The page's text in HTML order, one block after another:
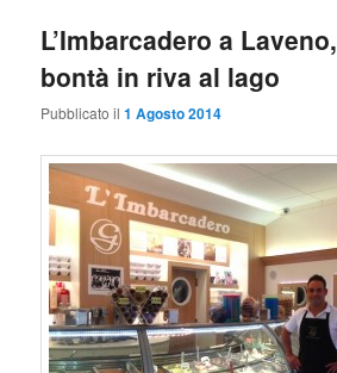
L’Imbarcadero a Laveno,
bontà in riva al lago
Pubblicato il1 Agosto 2014